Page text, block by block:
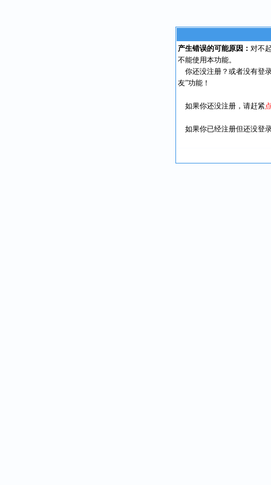
产生错误的可能原因： 对不
不能使用本功能。
你还没注册？或者没有登
友”功能！
如果你还没注册，请赶紧
如果你已经注册但还没登